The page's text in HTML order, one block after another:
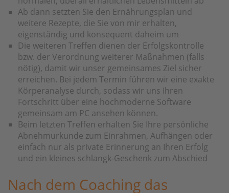
Ab dann setzten Sie den Ernährungsplan und
weitere Rezepte, die Sie von mir erhalten,
eigenständig und konsequent daheim um
Die weiteren Treffen dienen der Erfolgskontrolle
bzw. der Verordnung weiterer Maßnahmen (falls
nötig), damit wir unser gemeinsames Ziel sicher
erreichen. Bei jedem Termin führen wir eine exakte
Körperanalyse durch, sodass wir uns Ihren
Fortschritt über eine hochmoderne Software
gemeinsam am PC ansehen können.
Beim letzten Treffen erhalten Sie Ihre persönliche
Abnehmurkunde zum Einrahmen, Aufhängen oder
einfach nur als private Erinnerung an Ihren Erfolg
und ein kleines schlangk-Geschenk zum Abschied
Nach dem Coaching das